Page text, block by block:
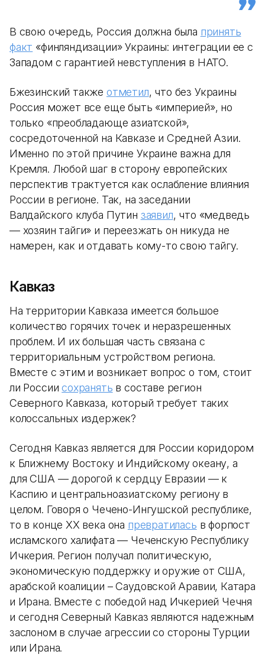
В свою очередь, Россия должна была принять
факт «‎финляндизации» Украины: интеграции ее с
Западом с гарантией невступления в НАТО.
Бжезинский также отметил, что без Украины
Россия может все еще быть «империей», но
только «‎преобладающе азиатской»,
сосредоточенной на Кавказе и Средней Азии.
Именно по этой причине Украине важна для
Кремля. Любой шаг в сторону европейских
перспектив трактуется как ослабление влияния
России в регионе. Так, на заседании
Валдайского клуба Путин заявил, что «‎медведь
— хозяин тайги» и переезжать он никуда не
намерен, как и отдавать кому-то свою тайгу.
Кавказ
На территории Кавказа имеется большое
количество горячих точек и неразрешенных
проблем. И их большая часть связана с
территориальным устройством региона.
Вместе с этим и возникает вопрос о том, стоит
ли Россиисохранять в составе регион
Северного Кавказа, который требует таких
колоссальных издержек?
Сегодня Кавказ является для России коридором
к Ближнему Востоку и Индийскому океану, а
для США — дорогой к сердцу Евразии — к
Каспию и центральноазиатскому региону в
целом. Говоря о Чечено-Ингушской республике,
то в конце ХХ века она превратилась в форпост
исламского халифата — Чеченскую Республику
Ичкерия. Регион получал политическую,
экономическую поддержку и оружие от США,
арабской коалиции – Саудовской Аравии, Катара
и Ирана. Вместе с победой над Ичкерией Чечня
и сегодня Северный Кавказ являются надежным
заслоном в случае агрессии со стороны Турции
или Ирана.